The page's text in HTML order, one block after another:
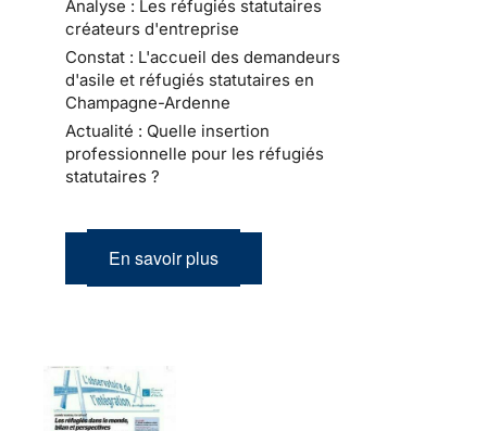
Analyse : Les réfugiés statutaires
créateurs d'entreprise
Constat : L'accueil des demandeurs
d'asile et réfugiés statutaires en
Champagne-Ardenne
Actualité : Quelle insertion
professionnelle pour les réfugiés
statutaires ?
En savoir plus